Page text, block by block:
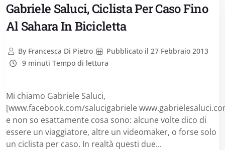
Gabriele Saluci, Ciclista Per Caso Fino
Al Sahara In Bicicletta
ByFrancesca Di Pietro Pubblicato il 27 Febbraio 2013
9 minuti Tempo di lettura
Mi chiamo Gabriele Saluci,
[www.facebook.com/salucigabriele
e non so esattamente cosa sono: alcune volte dico di
essere un viaggiatore, altre un videomaker, o forse solo
un ciclista per caso. In realtà questi due...